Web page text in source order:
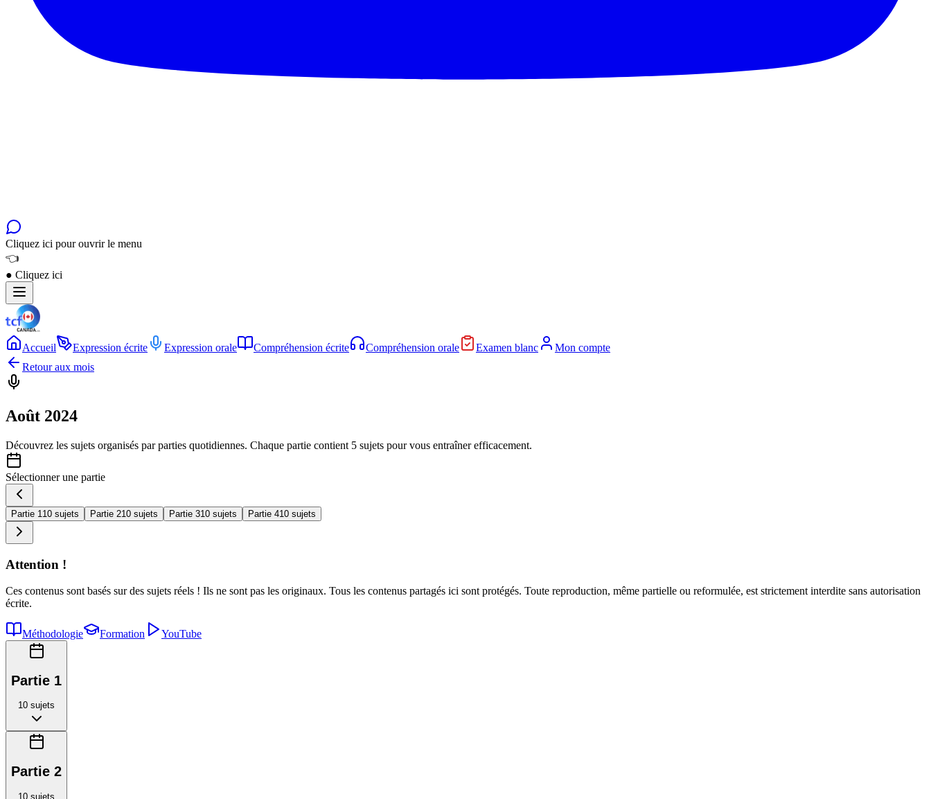
Cliquez ici pour ouvrir le menu
👈
● Cliquez ici
Accueil Expression écrite Expression orale Compréhension écrite Compréhension orale Examen blanc
Mon compte
Retour aux mois
Août 2024
Découvrez les sujets organisés par parties quotidiennes. Chaque partie contient 5 sujets pour vous entraîner efficacement.
Sélectionner une partie
Partie 1 10 sujets Partie 210 sujets Partie 310 sujets Partie 410 sujets
Attention !
Ces contenus sont basés sur des sujets réels ! Ils ne sont pas les originaux. Tous les contenus partagés ici sont protégés. Toute reproduction, même partielle ou reformulée, est strictement interdite sans autorisation
écrite.
Méthodologie Formation YouTube
Partie 1
10 sujets
Partie 2
10 sujets